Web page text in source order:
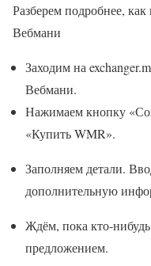
Разберем подробнее,
Вебмани
Заходим на
Вебмани.
Нажимаем кнопку
«Купить WMR».
Заполняем детали.
дополнительную
Ждём, пока кто-
предложением.